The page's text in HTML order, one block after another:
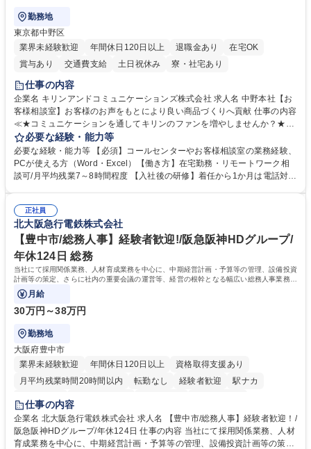
勤務地
東京都中野区
業界未経験歓迎
年間休日120日以上 退職金あり
在宅OK
賞与あり
交通費支給 土日祝休み 寮・社宅あり
仕事の内容
企業名 キリンアンドコミュニケーションズ株式会社 求人名 中野本社【お
客様相談室】お客様のお声をもとにより良い商品づくりへ貢献 仕事の内容
≪★コミュニケーションを通してキリンのファンを増やしませんか？★≫
お客様のお声をより良い商品づくりに活かしていく上で、窓口となるお客
様相談室でのお仕事です。 日々お客様からいただくキリングループへのご
意見を、企業活動に活かしています。お客様からの声に迅速かつ誠意をも
って対応、情報提供するとともにグループ内活動に反映しています。 【具
平均100件前後■メール・手紙：同上40件前後 募集職種 中野本社【お客様
相談室】お客様のお声をもとにより良い商品づくりへ貢献
必要な経験・能力等
必要な経験・能力等 【必須】コールセンターやお客様相談室の業務経験、
PCが使える方（Word・Excel）【働き方】在宅勤務・リモートワーク相
談可/月平均残業7～8時間程度 【入社後の研修】着任から1か月は電話対応
すのでご安心ください。 【当社について】キリングループの広報機能を担
う会社として、お客様との出会いを大切にし、磨き上げたホスピタリティ
を込めてコミュニケーションをとりながら広報関連業務を行っておりま
す。 学歴・資格 学歴：大学院 大学 高専 短大 専修学校 高校 語学力： 資
格：
正社員
北大阪急行電鉄株式会社
【豊中市/総務人事】経験者歓迎!/阪急阪神HDグループ/
年休124日 総務
当社にて採用関係業務、人材育成業務を中心に、中期経営計画・予算等の管理、設備投資
計画等の策定、さらに社内の重要会議の運営等、経営の根幹となる幅広い総務人事業務全
般を担当していただきます。
月給
30万円～38万円
勤務地
大阪府豊中市
業界未経験歓迎
年間休日120日以上
資格取得支援あり
月平均残業時間20時間以内
転勤なし 経験者歓迎
駅ナカ
退職金あり
土日祝休み
服装自由 昼食補助あり 食事補助あり
仕事の内容
企業名 北大阪急行電鉄株式会社 求人名 【豊中市/総務人事】経験者歓迎！/
阪急阪神HDグループ/年休124日 仕事の内容 当社にて採用関係業務、人材
育成業務を中心に、中期経営計画・予算等の管理、設備投資計画等の策